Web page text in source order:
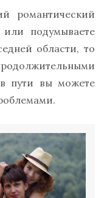
романтический
подумываете
области, то
пути вы можете